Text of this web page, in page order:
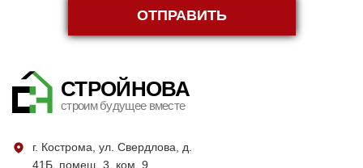
ОТПРАВИТЬ
СТРОЙНОВА
строим будущее вместе
г. Кострома, ул. Свердлова, д.
41Б, помещ. 3, ком. 9